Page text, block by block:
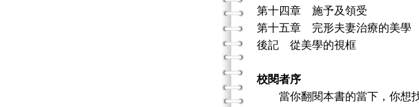
第十四章 施予及領受
第十五章 完形夫妻治療的美學
後記 從美學的視框
校閱者序
當你翻閱本書的當下，你想找